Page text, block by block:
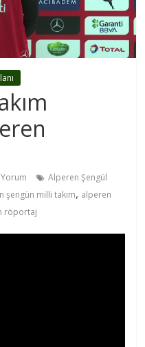
Alperen Şengül
şengün milli takım, alperen
röportaj